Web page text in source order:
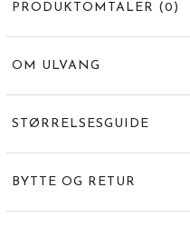
PRODUKTOMTALER (0 )
OM ULVANG
STØRRELSESGUIDE
BYTTE OG RETUR